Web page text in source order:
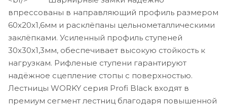
впрессованы в направляющий профиль размером
60х20х1,6мм и расклёпаны цельнометаллическими
заклёпками. Усиленный профиль ступеней
30х30х1,3мм, обеспечивает высокую стойкость к
нагрузкам. Рифленые ступени гарантируют
надёжное сцепление стопы с поверхностью.
Лестницы WORKY серия Profi Black входят в
премиум сегмент лестниц благодаря повышенной